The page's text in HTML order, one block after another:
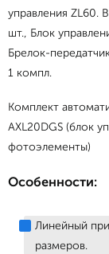
управления ZL60.
шт., Блок
Брелок-
1 компл.
Комплект
AXL20DGS (блок
фотоэлементы)
Особенности:
Линейный
размеров.